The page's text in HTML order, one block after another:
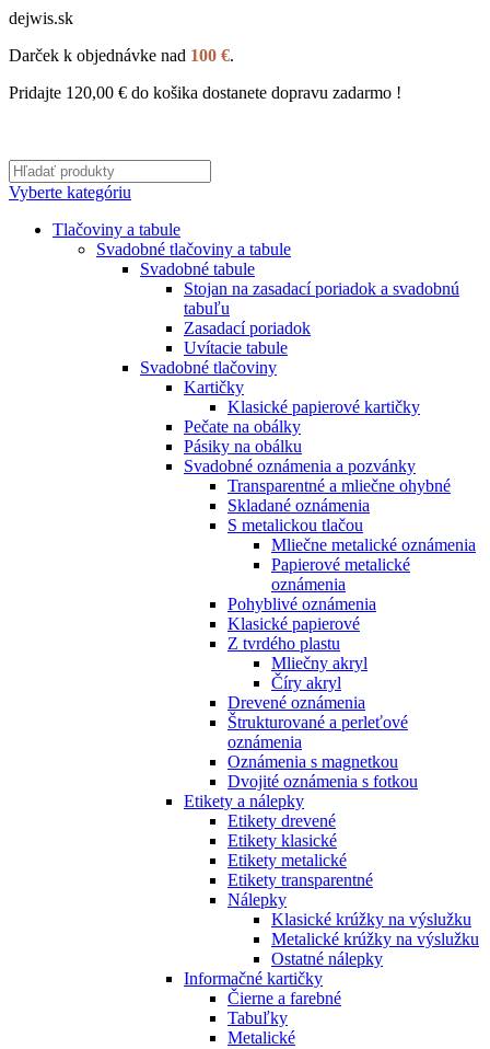
dejwis.sk
Darček k objednávke nad 100 €.
Pridajte 120,00 € do košika dostanete dopravu zadarmo !
Vyberte kategóriu
Tlačoviny a tabule
Svadobné tlačoviny a tabule
Svadobné tabule
Stojan na zasadací poriadok a svadobnú
tabuľu
Zasadací poriadok
Uvítacie tabule
Svadobné tlačoviny
Kartičky
Klasické papierové kartičky
Pečate na obálky
Pásiky na obálku
Svadobné oznámenia a pozvánky
Transparentné a mliečne ohybné
Skladané oznámenia
S metalickou tlačou
Mliečne metalické oznámenia
Papierové metalické
oznámenia
Pohyblivé oznámenia
Klasické papierové
Z tvrdého plastu
Mliečny akryl
Číry akryl
Drevené oznámenia
Štrukturované a perleťové
oznámenia
Oznámenia s magnetkou
Dvojité oznámenia s fotkou
Etikety a nálepky
Etikety drevené
Etikety klasické
Etikety metalické
Etikety transparentné
Nálepky
Klasické krúžky na výslužku
Metalické krúžky na výslužku
Ostatné nálepky
Informačné kartičky
Čierne a farebné
Tabuľky
Metalické